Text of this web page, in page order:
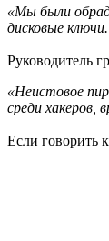
«Мы были
дисковые
Руководитель
«Неистовое
среди
Если говорить